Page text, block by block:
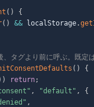
( )
{
( ) && localStorage.
タグより前に呼ぶ。既定
( )
{
) return;
, "default" ,
{
,